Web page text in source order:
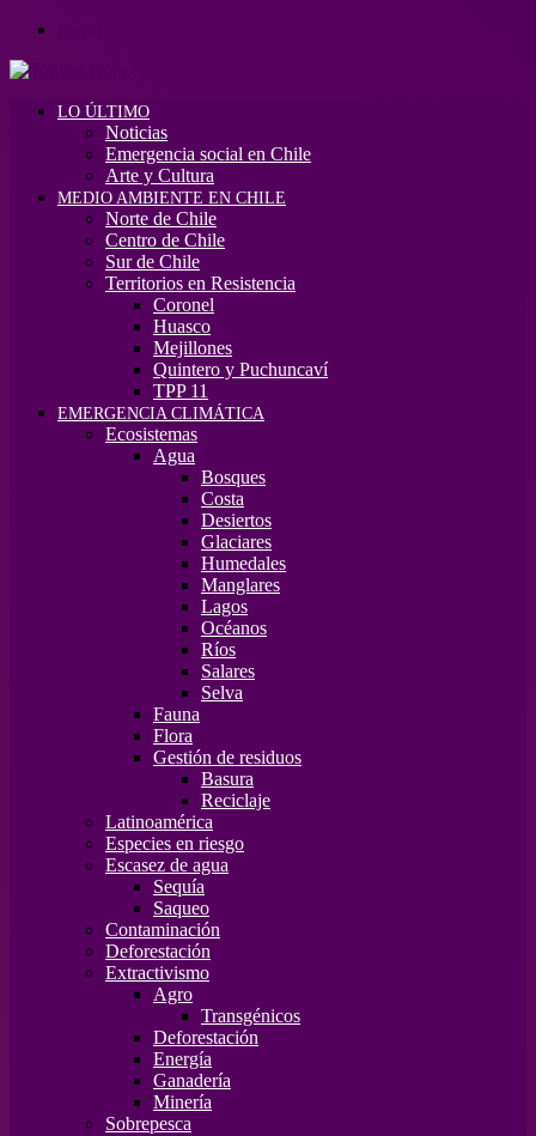
LO ÚLTIMO
Noticias
Emergencia social en Chile
Arte y Cultura
MEDIO AMBIENTE EN CHILE
Norte de Chile
Centro de Chile
Sur de Chile
Territorios en Resistencia
Coronel
Huasco
Mejillones
Quintero y Puchuncaví
TPP 11
EMERGENCIA CLIMÁTICA
Ecosistemas
Agua
Bosques
Costa
Desiertos
Glaciares
Humedales
Manglares
Lagos
Océanos
Ríos
Salares
Selva
Fauna
Flora
Gestión de residuos
Basura
Reciclaje
Latinoamérica
Especies en riesgo
Escasez de agua
Sequía
Saqueo
Contaminación
Deforestación
Extractivismo
Agro
Transgénicos
Deforestación
Energía
Ganadería
Minería
Sobrepesca